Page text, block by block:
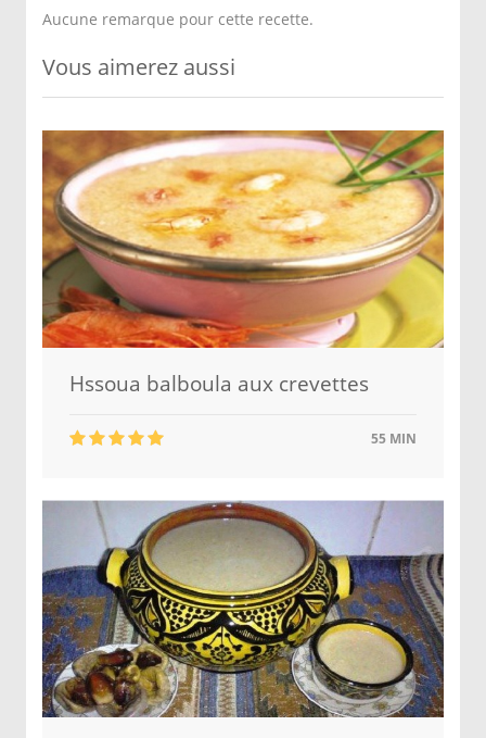
Aucune remarque pour cette recette.
Vous aimerez aussi
Hssoua balboula aux crevettes
55 MIN